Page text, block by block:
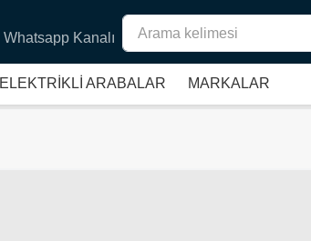
Whatsapp Kanalı
ELEKTRİKLİ ARABALAR MARKALAR